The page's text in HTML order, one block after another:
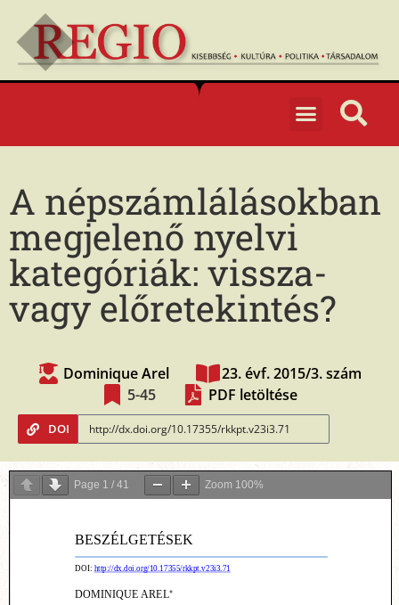
A népszámlálásokban
megjelenő nyelvi
kategóriák: vissza-
vagy előretekintés?
Dominique Arel
23. évf. 2015/3. szám
5-45
PDF letöltése
DOI
Page 1 / 41 Zoom 100%